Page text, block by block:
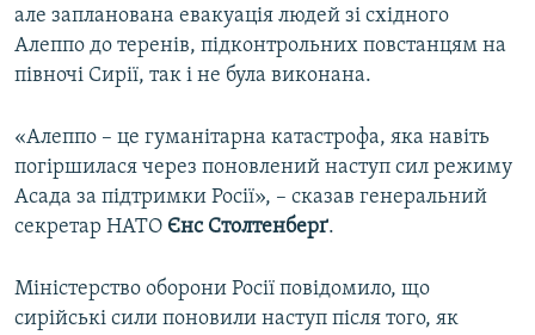
але запланована евакуація людей зі східного
Алеппо до теренів, підконтрольних повстанцям на
півночі Сирії, так і не була виконана.
«Алеппо – це гуманітарна катастрофа, яка навіть
погіршилася через поновлений наступ сил режиму
Асада за підтримки Росії», – сказав генеральний
секретар НАТО Єнс Столтенберґ.
Міністерство оборони Росії повідомило, що
сирійські сили поновили наступ після того, як